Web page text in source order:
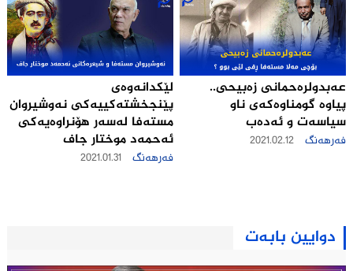
عه‌بدولره‌حمانى زه‌بیحى..
پیاوه‌ گومنا‌وه‌كه‌ی ناو
سیاسه‌ت و ئه‌ده‌ب
فەرهەنگ 2021.02.12
لێكدانه‌وه‌ی
پێنجخشته‌كییه‌كی نه‌وشیروان
مسته‌فا له‌سه‌ر هۆنراوه‌یه‌كی
ئه‌حمه‌د موختار جاف
فەرهەنگ 2021.01.31
دوایین بابەت